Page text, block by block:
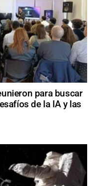
para buscar
de la IA y las